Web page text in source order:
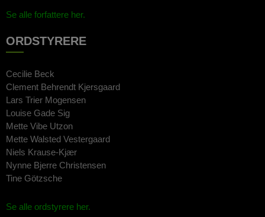
Se alle forfattere her.
ORDSTYRERE
Cecilie Beck
Clement Behrendt Kjersgaard
Lars Trier Mogensen
Louise Gade Sig
Mette Vibe Utzon
Mette Walsted Vestergaard
Niels Krause-Kjær
Nynne Bjerre Christensen
Tine Götzsche
Se alle ordstyrere her.